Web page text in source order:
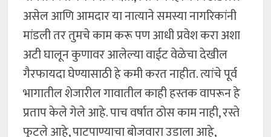
असेल आणि आमदार या नात्याने समस्या नागरिकांनी
मांडली तर तुमचे काम करू पण आधी प्रवेश करा अशा
अटी घालून कुणावर आलेल्या वाईट वेळेचा देखील
गैरफायदा घेण्यासाठी हे कमी करत नाहीत. त्यांचे पूर्व
भागातील शेजारील गावातील काही हस्तक वापरून हे
प्रताप केले गेले आहे. पाच वर्षात ठोस काम नाही, रस्ते
फुटले आहे, पाटपाण्याचा बोजवारा उडाला आहे,